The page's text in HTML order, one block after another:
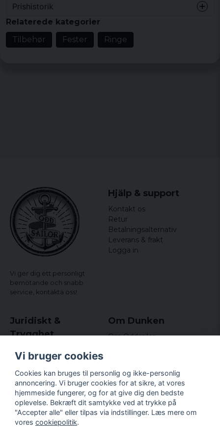
Prishistorik
Relaterede kategorier
Tilbehør
Fester Ringe
Vi ger dig ett personligt
bemötande och snabb
service, kontakta oss!
Hjälp & support
Kontakt os
Retur
Betalningsalternativ
Leverans & frakt
Logga in
Juridiskt &
Trygghet
Købs- og leveringsvilkår
Integritetspolicy (GDPR)
Om cookies
Om Dunken
Om Oddsailor
Nyhedsbrev
Kundklubb.
Företagsuppgifter
Odd Sailor AB
Hamnplan 8, 29495
Vi bruger cookies
Cookies kan bruges til personlig og ikke-personlig
annoncering. Vi bruger cookies for at sikre, at vores
hjemmeside fungerer, og for at give dig den bedste
oplevelse. Bekræft dit samtykke ved at trykke på
"Accepter alle" eller tilpas via indstillinger. Læs mere om
vores cookiepolitik.